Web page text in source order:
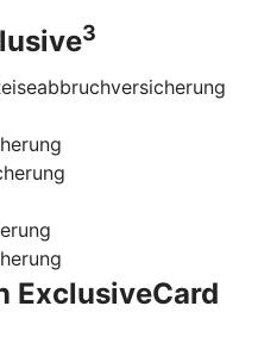
3
ExclusiveCard